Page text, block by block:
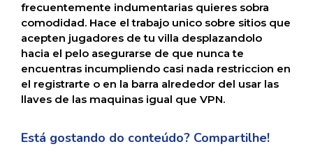
frecuentemente indumentarias quieres sobra
comodidad. Hace el trabajo unico sobre sitios que
acepten jugadores de tu villa desplazandolo
hacia el pelo asegurarse de que nunca te
encuentras incumpliendo casi nada restriccion en
el registrarte o en la barra alrededor del usar las
llaves de las maquinas igual que VPN.
Está gostando do conteúdo? Compartilhe!